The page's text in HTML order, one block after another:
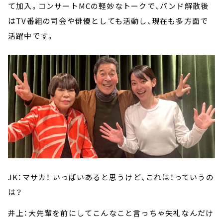
て加入。コンサートMCの軽妙なトークで、バンド解散後
はTV番組の司会や俳優としても活動し、現在も多方面で
活躍中です。
JK：マサカ！ いっぱいあると思うけど、これは！っていうの
は？
井上：大先輩を前にしてこんなこと言っちゃ失礼なんだけ